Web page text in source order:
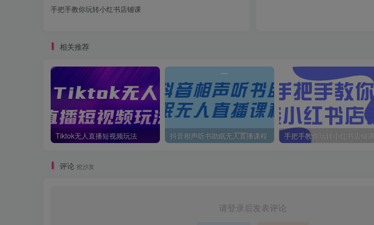
手把手教你玩转小红书店铺课
相关推荐
Tiktok无人直播短视频玩法 抖音相声听书助眠无人直播课程 手把手教你玩转小红书店铺课
评论 抢沙发
请登录后发表评论